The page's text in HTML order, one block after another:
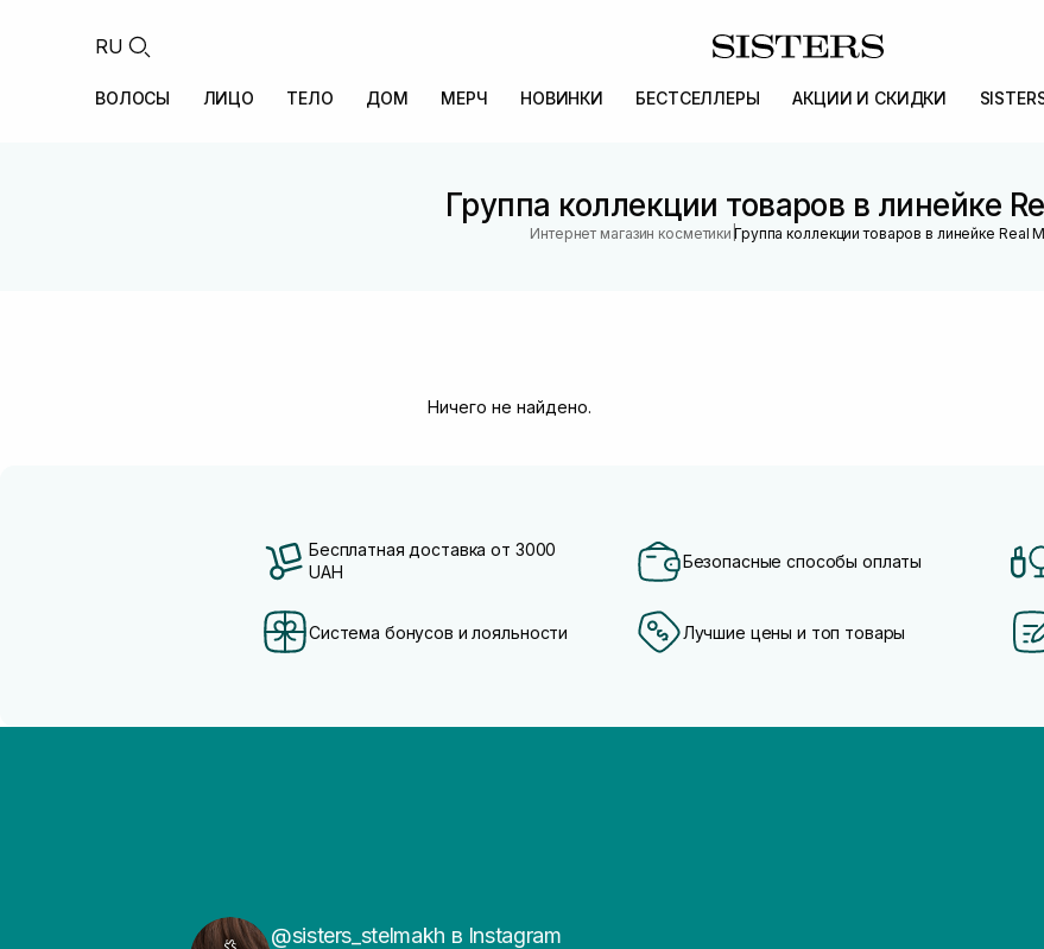
RU
ВОЛОСЫ ЛИЦО ТЕЛО ДОМ МЕРЧ НОВИНКИ БЕСТСЕЛЛЕРЫ АКЦИИ И СКИДКИ
Группа коллекции товаров в линейке
Интернет магазин косметики |Группа коллекции товаров в линейке Real
Ничего не найдено.
Бесплатная доставка от 3000
UAH
Безопасные способы оплаты
Система бонусов и лояльности Лучшие цены и топ товары
@sisters_stelmakh в Instagram